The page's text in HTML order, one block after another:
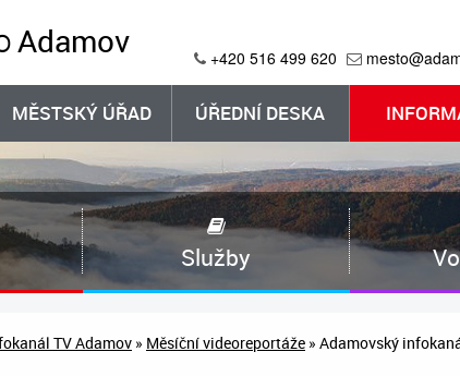
Adamov +420 516 499 620
MĚSTSKÝ ÚŘAD ÚŘEDNÍ DESKA
Služby
TV Adamov » Měsíční videoreportáže » Adamovský